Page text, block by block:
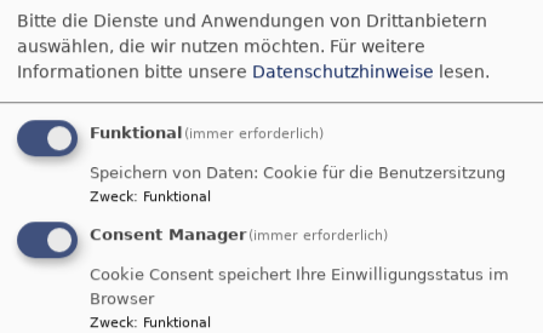
Neunkirchen Ermreuth
Bitte die Dienste und Anwendungen von Drittanbietern
auswählen, die wir nutzen möchten. Für weitere
Informationen bitte unsere Datenschutzhinweise lesen.
Funktional (immer erforderlich)
Speichern von Daten: Cookie für die Benutzersitzung
Zweck: Funktional
Consent Manager (immer erforderlich)
Cookie Consent speichert Ihre Einwilligungsstatus im
Browser
Zweck: Funktional